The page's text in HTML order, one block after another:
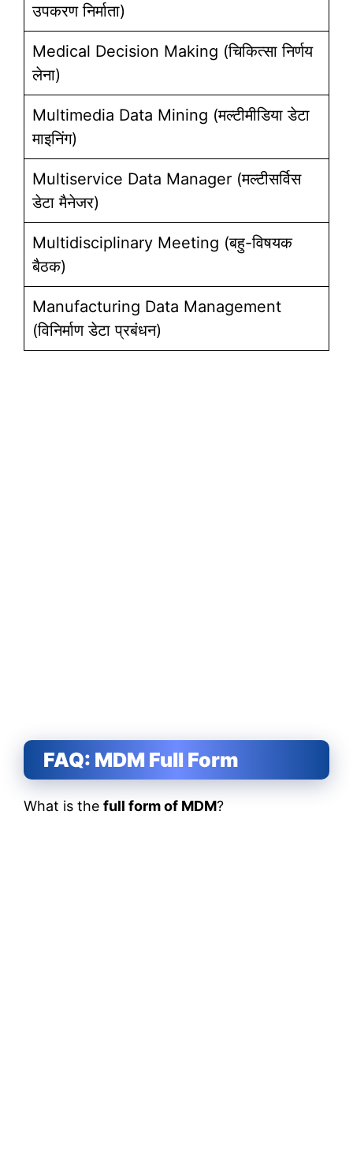
उपकरण निर्माता)
Medical Decision Making (चिकित्सा निर्णय
लेना)
Multimedia Data Mining (मल्टीमीडिया डेटा
माइनिंग)
Multiservice Data Manager (मल्टीसर्विस
डेटा मैनेजर)
Multidisciplinary Meeting (बहु-विषयक
बैठक)
Manufacturing Data Management
(विनिर्माण डेटा प्रबंधन)
FAQ: MDM Full Form
What is the full form of MDM?